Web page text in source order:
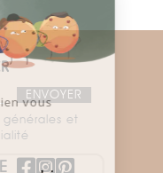
et
bien vous